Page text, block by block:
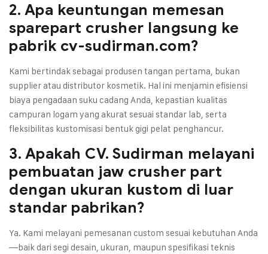
2. Apa keuntungan memesan
sparepart crusher langsung ke
pabrik cv-sudirman.com?
Kami bertindak sebagai produsen tangan pertama, bukan
supplier atau distributor kosmetik. Hal ini menjamin efisiensi
biaya pengadaan suku cadang Anda, kepastian kualitas
campuran logam yang akurat sesuai standar lab, serta
fleksibilitas kustomisasi bentuk gigi pelat penghancur.
3. Apakah CV. Sudirman melayani
pembuatan jaw crusher part
dengan ukuran kustom di luar
standar pabrikan?
Ya. Kami melayani pemesanan custom sesuai kebutuhan Anda
—baik dari segi desain, ukuran, maupun spesifikasi teknis